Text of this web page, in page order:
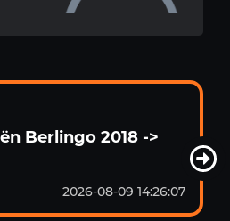
Berlingo 2018 ->
2026-08-09 14:26:07